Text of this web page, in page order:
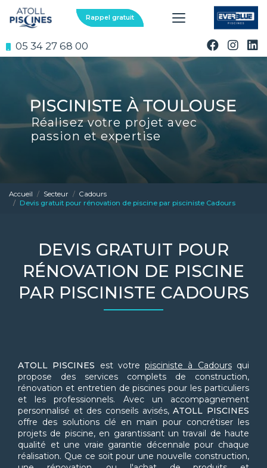
au
contenu
05 34 27 68 00
Rappel gratuit
Réalisez votre projet avec
passion et expertise
Accueil Secteur
Cadours
Devis gratuit pour rénovation de piscine par pisciniste Cadours
DEVIS GRATUIT POUR
RÉNOVATION DE PISCINE
PAR PISCINISTE CADOURS
ATOLL PISCINES est votrepisciniste à Cadoursqui
propose des services complets de construction,
rénovation et entretien de piscines pour les particuliers
et les professionnels. Avec un accompagnement
personnalisé et des conseils avisés,ATOLL PISCINES
offre des solutions clé en main pour concrétiser les
projets de piscine, en garantissant un travail de haute
qualité et une vraie garantie décennale pour chaque
réalisation. Que ce soit pour une nouvelle construction,